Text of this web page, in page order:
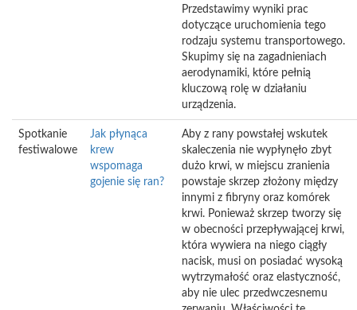
Przedstawimy wyniki prac
dotyczące uruchomienia tego
rodzaju systemu transportowego.
Skupimy się na zagadnieniach
aerodynamiki, które pełnią
kluczową rolę w działaniu
urządzenia.
Spotkanie
festiwalowe
Jak płynąca
krew
wspomaga
gojenie się ran?
Aby z rany powstałej wskutek
skaleczenia nie wypłynęło zbyt
dużo krwi, w miejscu zranienia
powstaje skrzep złożony między
innymi z fibryny oraz komórek
krwi. Ponieważ skrzep tworzy się
w obecności przepływającej krwi,
która wywiera na niego ciągły
nacisk, musi on posiadać wysoką
wytrzymałość oraz elastyczność,
aby nie ulec przedwczesnemu